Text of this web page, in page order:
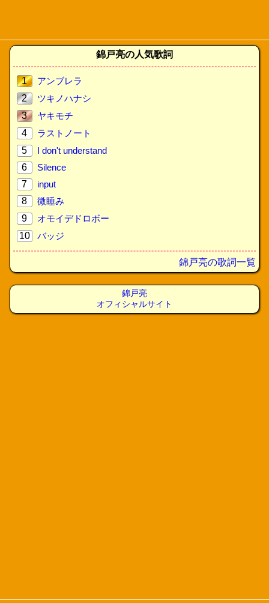
錦戸亮の人気歌詞
1
アンブレラ
2
ツキノハナシ
3
ヤキモチ
4
ラストノート
5
I don't understand
6
Silence
7
input
8
微睡み
9
オモイデドロボー
10
バッジ
錦戸亮の歌詞一覧
錦戸亮
オフィシャルサイト